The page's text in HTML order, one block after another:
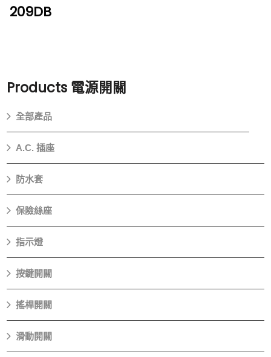
209DB
Products 電源開關
全部產品
A.C. 插座
防水套
保險絲座
指示燈
按鍵開關
搖桿開關
滑動開關